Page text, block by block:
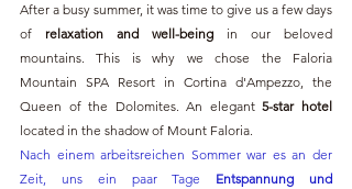
After a busy summer, it was time to give us a few days
of relaxation and well-being in our beloved
mountains. This is why we chose the Faloria
Mountain SPA Resort in Cortina d'Ampezzo, the
Queen of the Dolomites. An elegant 5-star hotel
located in the shadow of Mount Faloria.
Nach einem arbeitsreichen Sommer war es an der
Zeit, uns ein paar Tage Entspannung und